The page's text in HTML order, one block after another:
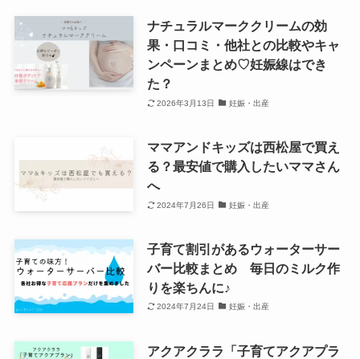
ナチュラルマーククリームの効
果・口コミ・他社との比較やキャ
ンペーンまとめ♡妊娠線はでき
た？
2026年3月13日 妊娠・出産
ママアンドキッズは西松屋で買え
る？最安値で購入したいママさん
へ
2024年7月26日 妊娠・出産
子育て割引があるウォーターサー
バー比較まとめ 毎日のミルク作
りを楽ちんに♪
2024年7月24日 妊娠・出産
アクアクララ「子育てアクアプラ